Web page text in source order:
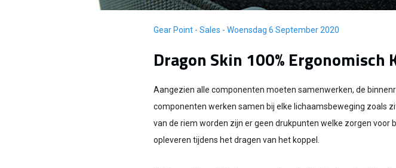
Gear Point - Sales - Woensdag 6 September 2020
Dragon Skin 100% Ergonomisch
Aangezien alle componenten moeten samenwerken, de
componenten werken samen bij elke lichaamsbeweging zoals
van de riem worden zijn er geen drukpunten welke zorgen
opleveren tijdens het dragen van het koppel.